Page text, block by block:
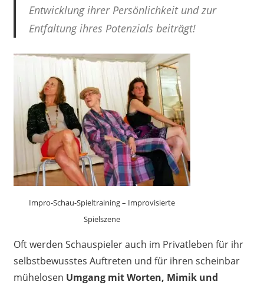
Entwicklung ihrer Persönlichkeit und zur
Entfaltung ihres Potenzials beiträgt!
Impro-Schau-Spieltraining – Improvisierte
Spielszene
Oft werden Schauspieler auch im Privatleben für ihr
selbstbewusstes Auftreten und für ihren scheinbar
mühelosen Umgang mit Worten, Mimik und